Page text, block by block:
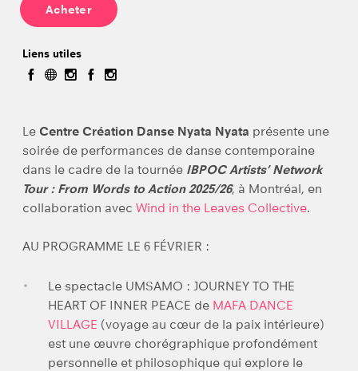
Acheter
Liens utiles
Le Centre Création Danse Nyata Nyata présente une
soirée de performances de danse contemporaine
dans le cadre de la tournée IBPOC Artists’ Network
Tour : From Words to Action 2025/26, à Montréal, en
collaboration avec Wind in the Leaves Collective.
AU PROGRAMME LE 6 FÉVRIER :
Le spectacle UMSAMO : JOURNEY TO THE
HEART OF INNER PEACE de MAFA DANCE
VILLAGE (voyage au cœur de la paix intérieure)
est une œuvre chorégraphique profondément
personnelle et philosophique qui explore le